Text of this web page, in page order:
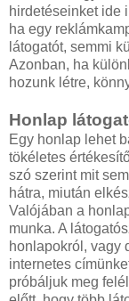
hirdetéseinket ide
ha egy
látogatót, semmi
Azonban, ha
hozunk létre,
Honlap
Egy honlap lehet
tökéletes
szó szerint mit
hátra, miután
Valójában a
munka. A
honlapokról, vagy
internetes
próbáljuk meg